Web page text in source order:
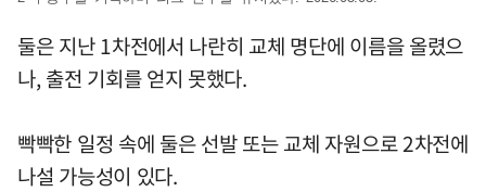
둘은 지난 1차전에서 나란히 교체 명단에 이름을 올렸으
나, 출전 기회를 얻지 못했다.
빡빡한 일정 속에 둘은 선발 또는 교체 자원으로 2차전에
나설 가능성이 있다.